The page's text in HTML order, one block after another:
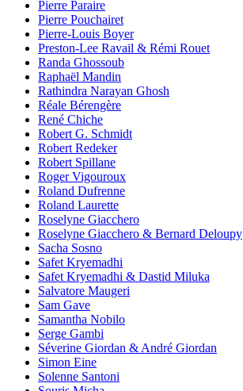
Pierre Paraire
Pierre Pouchairet
Pierre-Louis Boyer
Preston-Lee Ravail & Rémi Rouet
Randa Ghossoub
Raphaël Mandin
Rathindra Narayan Ghosh
Réale Bérengère
René Chiche
Robert G. Schmidt
Robert Redeker
Robert Spillane
Roger Vigouroux
Roland Dufrenne
Roland Laurette
Roselyne Giacchero
Roselyne Giacchero & Bernard Deloupy
Sacha Sosno
Safet Kryemadhi
Safet Kryemadhi & Dastid Miluka
Salvatore Maugeri
Sam Gave
Samantha Nobilo
Serge Gambi
Séverine Giordan & André Giordan
Simon Eine
Solenne Santoni